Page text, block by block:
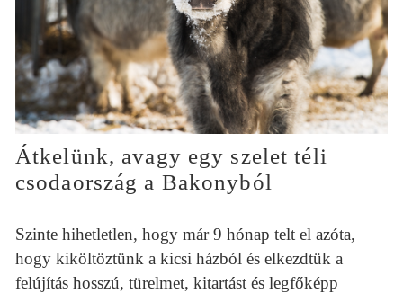
Átkelünk, avagy egy szelet téli
csodaország a Bakonyból
Szinte hihetletlen, hogy már 9 hónap telt el azóta,
hogy kiköltöztünk a kicsi házból és elkezdtük a
felújítás hosszú, türelmet, kitartást és legfőképp